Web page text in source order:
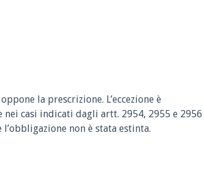
la prescrizione. L’eccezione è
casi indicati dagli artt. 2954, 2955 e 2956
non è stata estinta.